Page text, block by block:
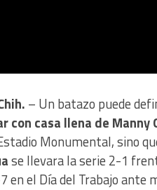
– Un batazo puede
con casa llena de Manny
Monumental, sino
se llevara la serie 2-1
en el Día del Trabajo ante